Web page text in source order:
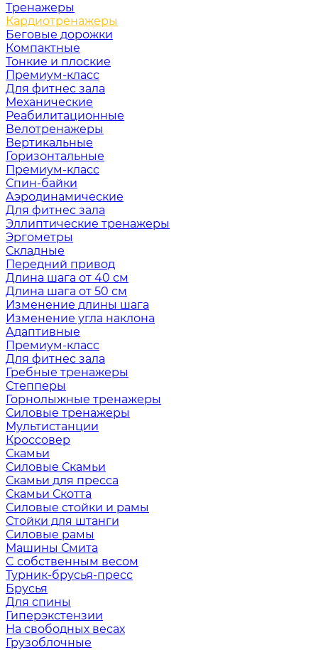
Тренажеры
Кардиотренажеры
Беговые дорожки
Компактные
Тонкие и плоские
Премиум-класс
Для фитнес зала
Механические
Реабилитационные
Велотренажеры
Вертикальные
Горизонтальные
Премиум-класс
Спин-байки
Аэродинамические
Для фитнес зала
Эллиптические тренажеры
Эргометры
Складные
Передний привод
Длина шага от 40 см
Длина шага от 50 см
Изменение длины шага
Изменение угла наклона
Адаптивные
Премиум-класс
Для фитнес зала
Гребные тренажеры
Степперы
Горнолыжные тренажеры
Силовые тренажеры
Мультистанции
Кроссовер
Скамьи
Силовые Скамьи
Скамьи для пресса
Скамьи Скотта
Силовые стойки и рамы
Стойки для штанги
Силовые рамы
Машины Смита
C собственным весом
Турник-брусья-пресс
Брусья
Для спины
Гиперэкстензии
На свободных весах
Грузоблочные